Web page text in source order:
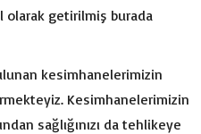
olarak getirilmiş burada
kesimhanelerimizin
Kesimhanelerimizin
sağlığınızı da tehlikeye